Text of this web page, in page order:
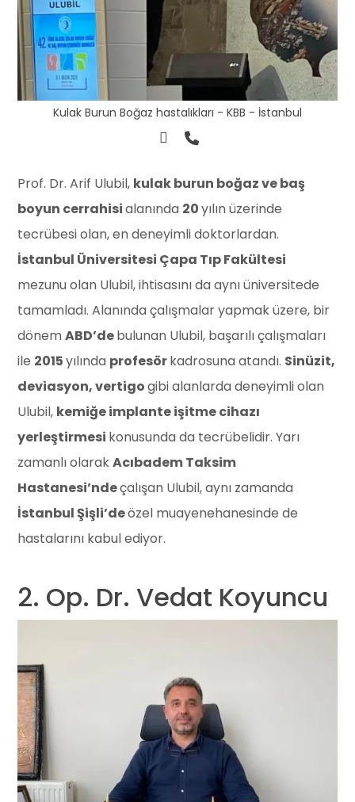
Kulak Burun Boğaz hastalıkları - KBB - İstanbul
Prof. Dr. Arif Ulubil, kulak burun boğaz ve baş
boyun cerrahisialanında 20yılın üzerinde
tecrübesi olan, en deneyimli doktorlardan.
İstanbul Üniversitesi Çapa Tıp Fakültesi
mezunu olan Ulubil, ihtisasını da aynı üniversitede
tamamladı. Alanında çalışmalar yapmak üzere, bir
dönemABD’debulunan Ulubil, başarılı çalışmaları
ile 2015yılında profesörkadrosuna atandı. Sinüzit,
deviasyon, vertigogibi alanlarda deneyimli olan
Ulubil, kemiğe implante işitme cihazı
yerleştirmesi konusunda da tecrübelidir. Yarı
zamanlı olarakAcıbadem Taksim
Hastanesi’ndeçalışan Ulubil, aynı zamanda
İstanbul Şişli’deözel muayenehanesinde de
hastalarını kabul ediyor.
2. Op. Dr. Vedat Koyuncu